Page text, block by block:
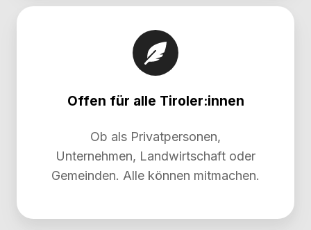
Offen für alle Tiroler:innen
Ob als Privatpersonen,
Unternehmen, Landwirtschaft oder
Gemeinden. Alle können mitmachen.